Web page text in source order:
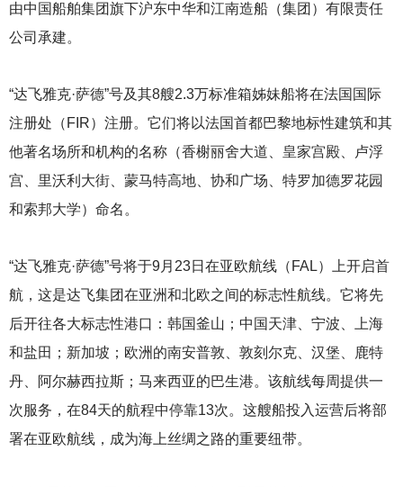
由中国船舶集团旗下沪东中华和江南造船（集团）有限责任
公司承建。
“达飞雅克·萨德”号及其8艘2.3万标准箱姊妹船将在法国国际
注册处（FIR）注册。它们将以法国首都巴黎地标性建筑和其
他著名场所和机构的名称（香榭丽舍大道、皇家宫殿、卢浮
宫、里沃利大街、蒙马特高地、协和广场、特罗加德罗花园
和索邦大学）命名。
“达飞雅克·萨德”号将于9月23日在亚欧航线（FAL）上开启首
航，这是达飞集团在亚洲和北欧之间的标志性航线。它将先
后开往各大标志性港口：韩国釜山；中国天津、宁波、上海
和盐田；新加坡；欧洲的南安普敦、敦刻尔克、汉堡、鹿特
丹、阿尔赫西拉斯；马来西亚的巴生港。该航线每周提供一
次服务，在84天的航程中停靠13次。这艘船投入运营后将部
署在亚欧航线，成为海上丝绸之路的重要纽带。